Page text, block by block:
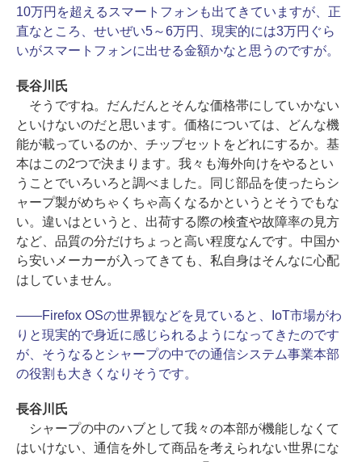
10万円を超えるスマートフォンも出てきていますが、正
直なところ、せいぜい5～6万円、現実的には3万円ぐら
いがスマートフォンに出せる金額かなと思うのですが。
長谷川氏
そうですね。だんだんとそんな価格帯にしていかない
といけないのだと思います。価格については、どんな機
能が載っているのか、チップセットをどれにするか。基
本はこの2つで決まります。我々も海外向けをやるとい
うことでいろいろと調べました。同じ部品を使ったらシ
ャープ製がめちゃくちゃ高くなるかというとそうでもな
い。違いはというと、出荷する際の検査や故障率の見方
など、品質の分だけちょっと高い程度なんです。中国か
ら安いメーカーが入ってきても、私自身はそんなに心配
はしていません。
――Firefox OSの世界観などを見ていると、IoT市場がわ
りと現実的で身近に感じられるようになってきたのです
が、そうなるとシャープの中での通信システム事業本部
の役割も大きくなりそうです。
長谷川氏
シャープの中のハブとして我々の本部が機能しなくて
はいけない、通信を外して商品を考えられない世界にな